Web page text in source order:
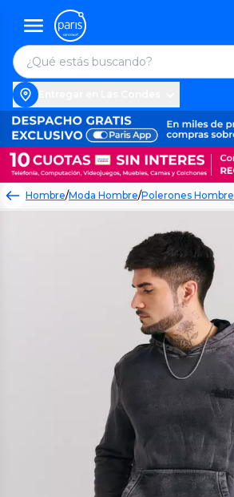
Hombre/Moda Hombre/Polerones Hombre